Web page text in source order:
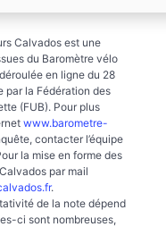
Calvados est une
du Baromètre vélo
en ligne du 28
par la Fédération des
(FUB). Pour plus
www.barometre-
contacter l’équipe
la mise en forme des
par mail
.
de la note dépend
ci sont nombreuses,